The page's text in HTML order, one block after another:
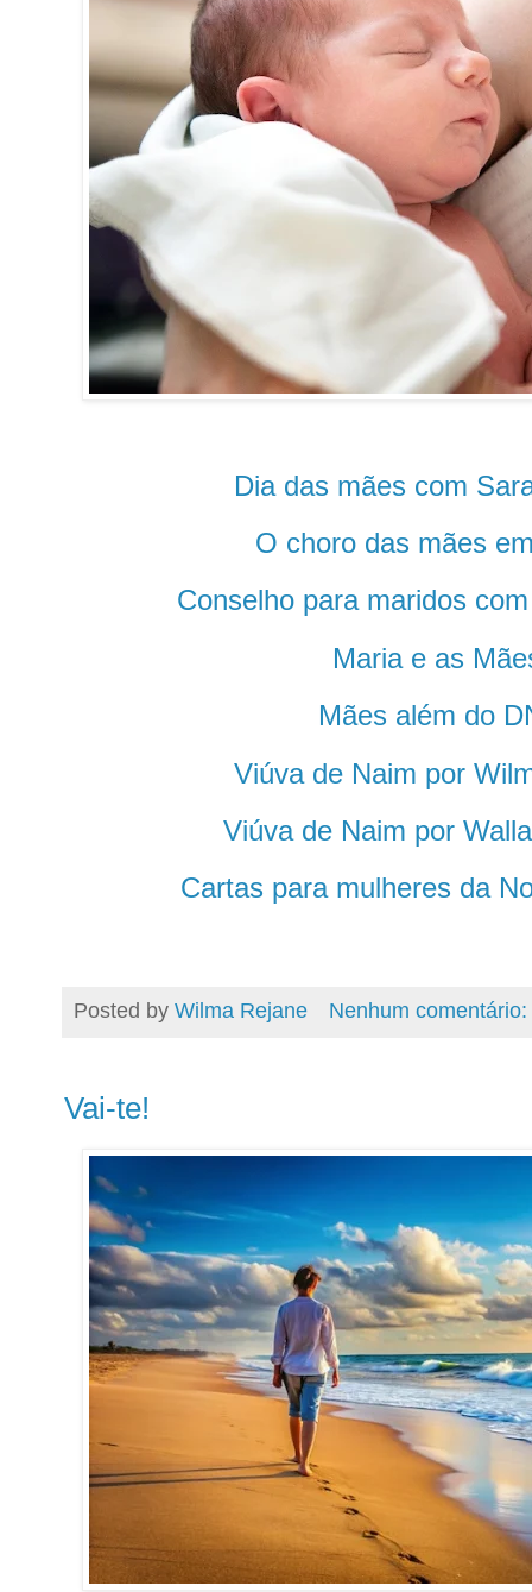
Dia das mães com
O choro das mães
Conselho para maridos
Maria e as
Mães além do
Viúva de Naim por
Viúva de Naim por
Cartas para mulheres da
Posted by Wilma Rejane Nenhum comentário:
Vai-te!